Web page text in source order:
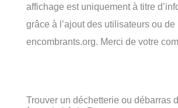
affichage est uniquement à titre
grâce à l’ajout des utilisateurs ou de
encombrants.org. Merci de votre
Trouver un déchetterie ou débarras